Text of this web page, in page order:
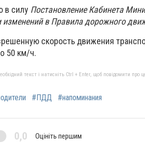
в силу Постановление Кабинета
изменений в Правила дорожного
скорость движения
50 км/ч.
текст і натисніть Ctrl + Enter, щоб повідомити про
#ПДД #напоминания
0,0 Оцініть першим